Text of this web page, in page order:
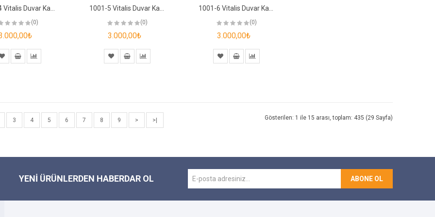
(0) (0)
3.000,00₺
(0)
3.000,00₺
3 4 5 6 7 8 9 > >| Gösterilen: 1 ile 15 arası, toplam: 435 (29 Sayfa)
YENI ÜRÜNLERDEN HABERDAR OL ABONE OL